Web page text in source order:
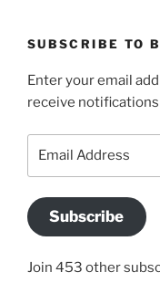
SUBSCRIBE TO
Enter your email
receive
Subscribe
Join 453 other